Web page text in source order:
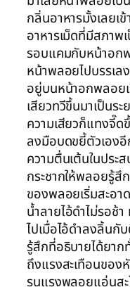
กลิ่นอาหารมั้งเลยเ
อาหารเม็ดที่มีสภาพ
รอบแคมกับหน้าอก
หน้าพลอยไปบรรเล
อยู่บนหน้าอกพลอย
เสียวทวีขึ้นมาเป็นร
ความเสียวก็แทงจี๊ด
ลงมือบดขยี้ตัวเอง
ความตื่นเต้นในปร
กระชากให้พลอยรู้สึ
ของพลอยเริ่มสะอา
น้ำลายไอ้ดำไม่รอช้
ไปเมื่อไอ้ดำลงลิ้นกั
รู้สึกที่อธิบายได้ยา
ถึงแรงสะเทือนของ
รุนแรงพลอยแอ่นสะ